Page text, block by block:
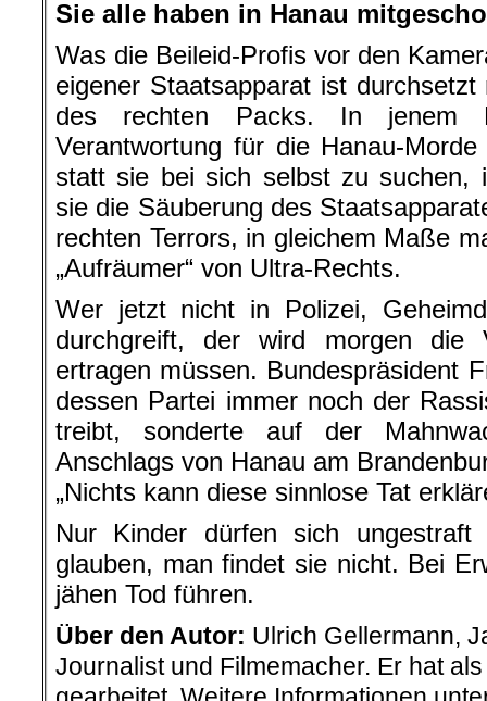
Was die Beileid-Profis vor den
eigener Staatsapparat ist
des rechten Packs. In jenem
Verantwortung für die Hanau-
statt sie bei sich selbst zu suchen,
sie die Säuberung des
rechten Terrors, in gleichem Maße
„Aufräumer“ von Ultra-Rechts.
Wer jetzt nicht in Polizei,
durchgreift, der wird morgen die
ertragen müssen. Bundespräsident
dessen Partei immer noch der
treibt, sonderte auf der
Anschlags von Hanau am
„Nichts kann diese sinnlose Tat
Nur Kinder dürfen sich
glauben, man findet sie nicht. Bei
jähen Tod führen.
Über den Autor:
Journalist und Filmemacher. Er hat
gearbeitet. Weitere Informationen